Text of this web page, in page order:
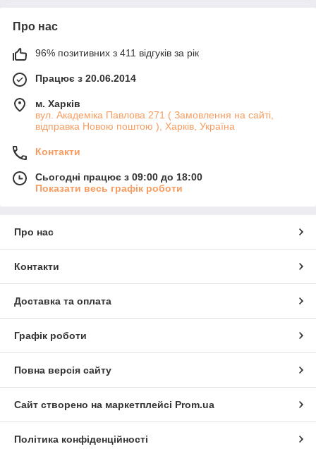
Про нас
96% позитивних з 411 відгуків за рік
Працює з 20.06.2014
м. Харків
вул. Академіка Павлова 271 ( Замовлення на сайті,
відправка Новою поштою ), Харків, Україна
Контакти
Сьогодні працює з 09:00 до 18:00
Показати весь графік роботи
Про нас
Контакти
Доставка та оплата
Графік роботи
Повна версія сайту
Сайт створено на маркетплейсі Prom.ua
Політика конфіденційності